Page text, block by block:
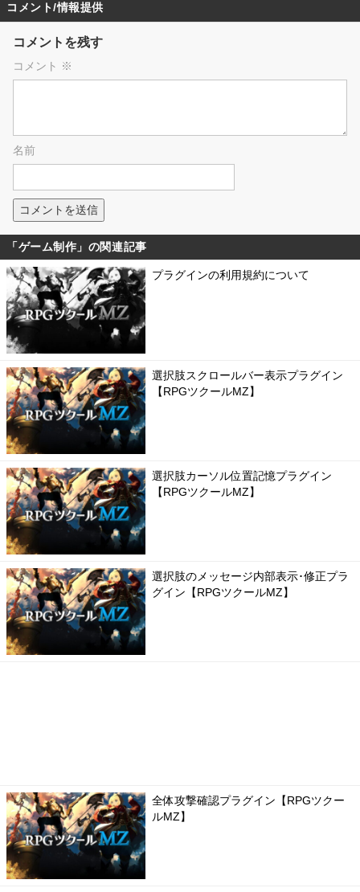
コメント/情報提供
コメントを残す
コメント ※
名前
「ゲーム制作」の関連記事
プラグインの利用規約について
選択肢スクロールバー表示プラグイン
【RPGツクールMZ】
選択肢カーソル位置記憶プラグイン
【RPGツクールMZ】
選択肢のメッセージ内部表示･修正プラ
グイン【RPGツクールMZ】
全体攻撃確認プラグイン【RPGツクー
ルMZ】